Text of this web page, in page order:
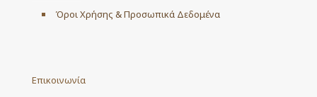
Όροι Χρήσης & Προσωπικά Δεδομένα
Επικοινωνία